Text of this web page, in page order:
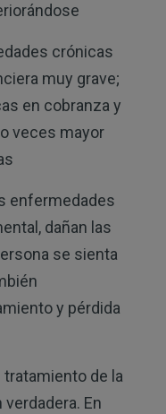
crónicas
muy grave;
en cobranza y
veces mayor
enfermedades
dañan las
se sienta
y pérdida
tratamiento de la
En